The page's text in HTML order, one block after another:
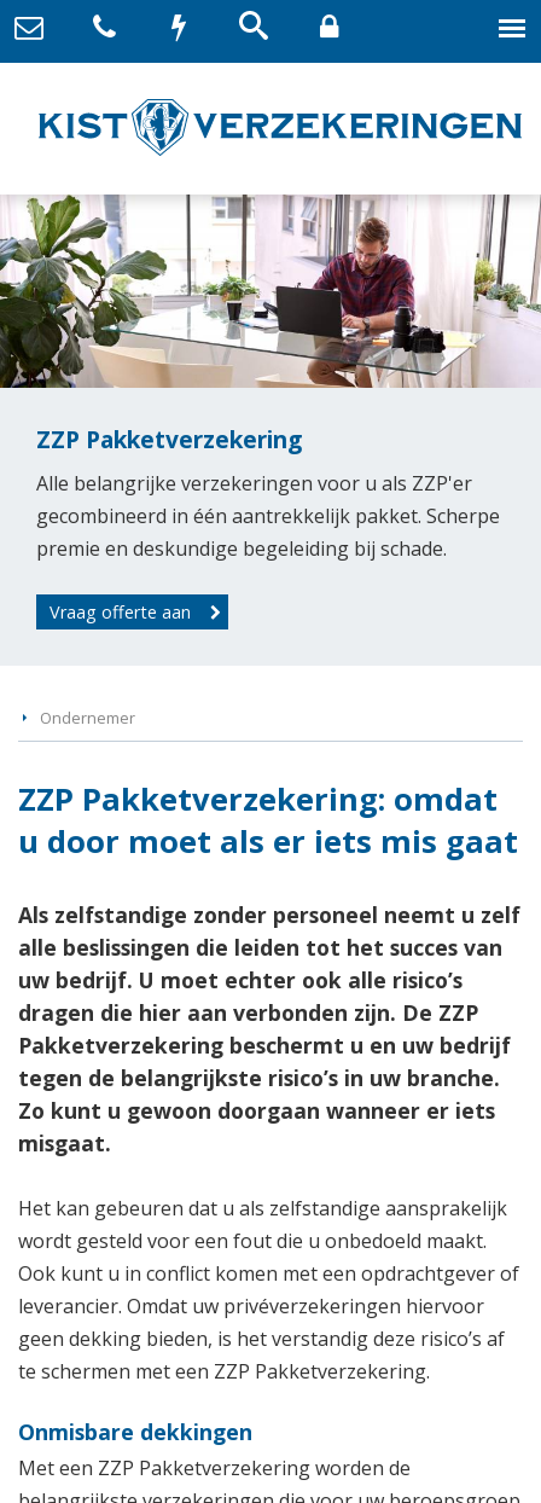
ZZP Pakketverzekering
Alle belangrijke verzekeringen voor u als ZZP'er
gecombineerd in één aantrekkelijk pakket. Scherpe
premie en deskundige begeleiding bij schade.
Vraag offerte aan
Ondernemer
ZZP Pakketverzekering: omdat
u door moet als er iets mis gaat
Als zelfstandige zonder personeel neemt u zelf
alle beslissingen die leiden tot het succes van
uw bedrijf. U moet echter ook alle risico’s
dragen die hier aan verbonden zijn. De ZZP
Pakketverzekering beschermt u en uw bedrijf
tegen de belangrijkste risico’s in uw branche.
Zo kunt u gewoon doorgaan wanneer er iets
misgaat.
Het kan gebeuren dat u als zelfstandige aansprakelijk
wordt gesteld voor een fout die u onbedoeld maakt.
Ook kunt u in conflict komen met een opdrachtgever of
leverancier. Omdat uw privéverzekeringen hiervoor
geen dekking bieden, is het verstandig deze risico’s af
te schermen met een ZZP Pakketverzekering.
Onmisbare dekkingen
Met een ZZP Pakketverzekering worden de